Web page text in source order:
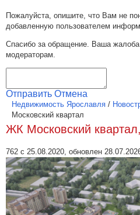
Пожалуйста, опишите, что Вам не
добавленную пользователем
Спасибо за обращение. Ваша
модераторам.
Отправить Отмена
Недвижимость Ярославля /
Московский квартал
ЖК Московский
762 с 25.08.2020, обновлен